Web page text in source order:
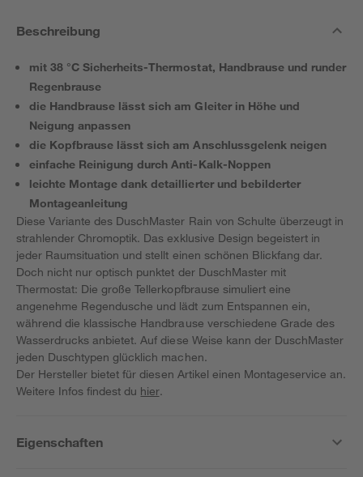
Beschreibung
mit 38 °C Sicherheits-Thermostat, Handbrause und runder
Regenbrause
die Handbrause lässt sich am Gleiter in Höhe und
Neigung anpassen
die Kopfbrause lässt sich am Anschlussgelenk neigen
einfache Reinigung durch Anti-Kalk-Noppen
leichte Montage dank detaillierter und bebilderter
Montageanleitung
Diese Variante des DuschMaster Rain von Schulte überzeugt in
strahlender Chromoptik. Das exklusive Design begeistert in
jeder Raumsituation und stellt einen schönen Blickfang dar.
Doch nicht nur optisch punktet der DuschMaster mit
Thermostat: Die große Tellerkopfbrause simuliert eine
angenehme Regendusche und lädt zum Entspannen ein,
während die klassische Handbrause verschiedene Grade des
Wasserdrucks anbietet. Auf diese Weise kann der DuschMaster
jeden Duschtypen glücklich machen.
Der Hersteller bietet für diesen Artikel einen Montageservice an.
Weitere Infos findest du hier.
Eigenschaften